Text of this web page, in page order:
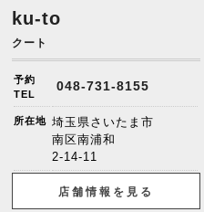
ku-to
クート
予約
TEL
048-731-8155
所在地 埼玉県さいたま市
南区南浦和
2-14-11
店舗情報を見る